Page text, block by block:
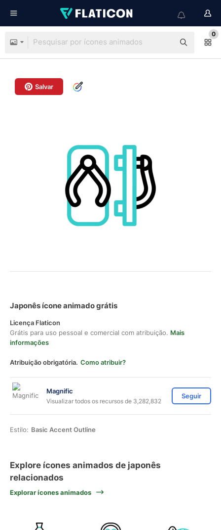
0
Salvar
Japonês ícone animado grátis
Licença Flaticon
Grátis para uso pessoal e comercial com atribuição. Mais
informações
Atribuição obrigatória. Como atribuir?
Magnific
Visualizar todos os recursos de 3,282,832
Seguir
Estilo: Basic Accent Outline
Explore ícones animados de japonês
relacionados
Explorar ícones animados